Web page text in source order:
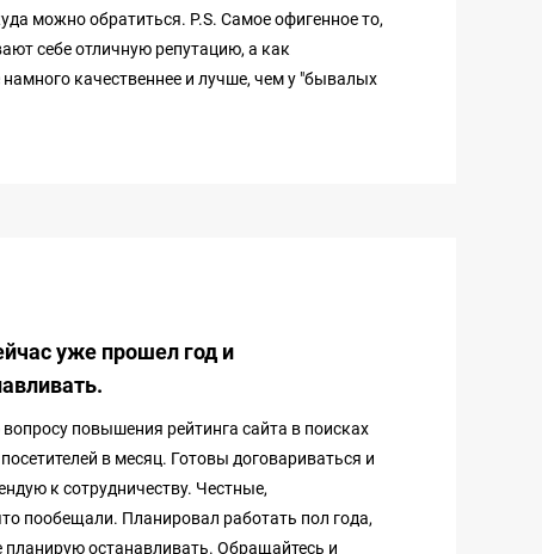
можно обратиться. P.S. Самое офигенное то,
себе отличную репутацию, а как
качественнее и лучше, чем у "бывалых
уже прошел год и
повышения рейтинга сайта в поисках
в месяц. Готовы договариваться и
к сотрудничеству. Честные,
пообещали. Планировал работать пол года,
планирую останавливать. Обращайтесь и